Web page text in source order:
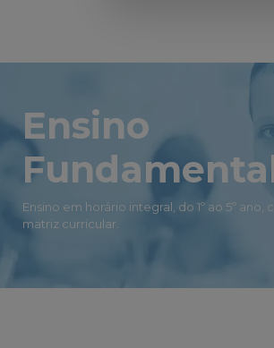
Ensino
Ensino em horário integral, do 1º ao 5º ano,
matriz curricular.